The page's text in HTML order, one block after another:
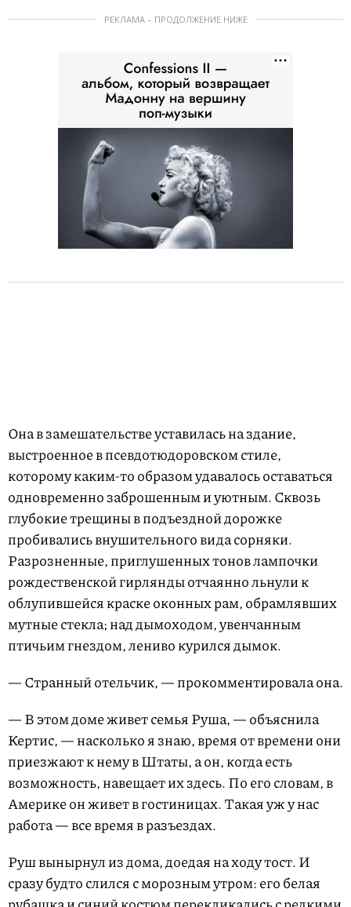
РЕКЛАМА – ПРОДОЛЖЕНИЕ НИЖЕ
Она в замешательстве уставилась на здание,
выстроенное в псевдотюдоровском стиле,
которому каким-то образом удавалось оставаться
одновременно заброшенным и уютным. Сквозь
глубокие трещины в подъездной дорожке
пробивались внушительного вида сорняки.
Разрозненные, приглушенных тонов лампочки
рождественской гирлянды отчаянно льнули к
облупившейся краске оконных рам, обрамлявших
мутные стекла; над дымоходом, увенчанным
птичьим гнездом, лениво курился дымок.
— Странный отельчик, — прокомментировала она.
— В этом доме живет семья Руша, — объяснила
Кертис, — насколько я знаю, время от времени они
приезжают к нему в Штаты, а он, когда есть
возможность, навещает их здесь. По его словам, в
Америке он живет в гостиницах. Такая уж у нас
работа — все время в разъездах.
Руш вынырнул из дома, доедая на ходу тост. И
сразу будто слился с морозным утром: его белая